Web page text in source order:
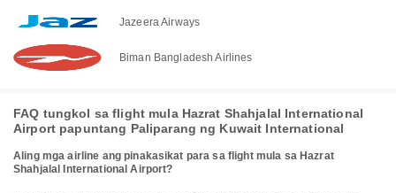
Jazeera Airways
Biman Bangladesh Airlines
FAQ tungkol sa flight mula Hazrat Shahjalal International
Airport papuntang Paliparang ng Kuwait International
Aling mga airline ang pinakasikat para sa flight mula sa Hazrat
Shahjalal International Airport?